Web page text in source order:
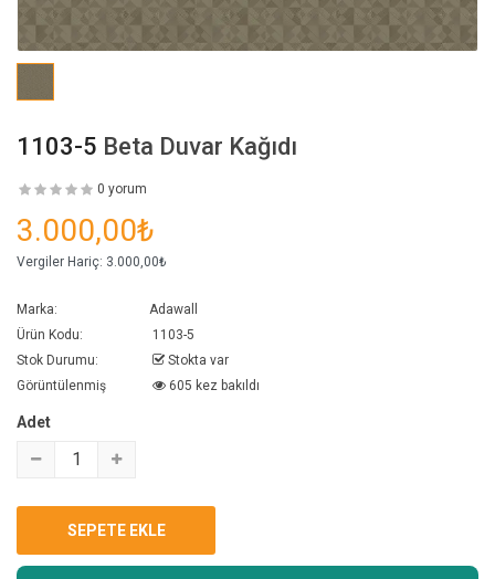
1103-5 Beta Duvar Kağıdı
0 yorum
3.000,00₺
Vergiler Hariç: 3.000,00₺
Marka:
Adawall
Ürün Kodu:
1103-5
Stok Durumu:
Stokta var
Görüntülenmiş
605 kez bakıldı
Adet